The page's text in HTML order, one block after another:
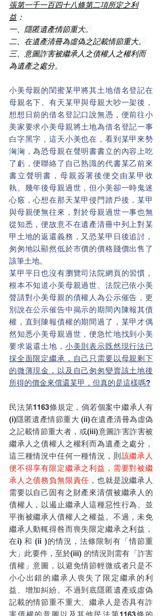
張第一千一百四十八條第二項所定之利
益 ：
一、隱匿遺產情節重大。
二、在遺產清冊為虛偽之記載情節重大。
三、意圖詐害被繼承人之債權人之權利而
為遺產之處分。
小美母親的閨蜜某甲將其土地借名登記在
母親名下。有天某甲與母親大吵一架後，
想想日前的借名登記口說無憑，便前往小
美家要求小美母親將土地為借名登記一事
白字黑字，這天小美也在，看到某甲來勢
洶洶，為恐母親在聲明書書立的內容上吃
了虧，便聯絡了自己熟識的代書某乙前來
書立聲明書，母親簽署後便交由某甲收
執。幾年後母親過世，但小美卻一時鬼迷
心竅，心想在那天某甲侵門踏戶後，某甲
與母親便無往來，對於母親過世一事也無
從知悉，便故意不在遺產清冊中列上對某
甲土地的返還義務，又恐某甲日後追討，
匆匆地以顯然低於市價的價格賤價出售了
該筆土地。
某甲平日也沒有瀏覽司法院網頁的習慣，
根本不知道小美母親過世、法院已依小美
聲請對小美母親的債權人為公示催告，更
別說在公示催告中揭示的期間內陳報其債
權，直到陳報債權的期間過了，某甲才偶
然知悉小美母親過世，便急忙地找到小美
要求返還土地， 小美則表示既然現行法已
採全面限定繼承，自己只需要以母親剩下
的微薄現金，以及自己匆匆變賣該土地後
所得的價金來償還某甲，但真的是這樣嗎?
民法第1163條規定，倘若個案中繼承人有
(i)隱匿遺產情節重大 (ii)在遺產清冊為虛偽
之記載情節重大者，或(iii)意圖詐害詐害被
繼承人之債權人之權利而為遺產之處分，
這三種情況中任何一種情況，則 該繼承人
便不得享有限定繼承之利益，需要對被繼
承人之債務負無限責任 ，也就是說繼承人
需要以自己固有之財產來清償被繼承人的
債權人，以遏止繼承人這種惡性行為、並
平衡被繼承人債權人之權益。不過，未免
繼承人動輒得咎而喪失限定繼承之利益，
在i) 和 (ii )的情況，法條限制有「情節重
大」此要件，至於(iii) 的情況則需有「詐害
債權 」意圖，以避免情節輕微或者只是不
小心出錯的繼承人喪失了限定繼承的利
益、增加糾紛。不過到底隱匿遺產或虛偽
記載的情節重不重大、繼承人是否具有詐
害債權的意圖以及其他 民法第1163條的